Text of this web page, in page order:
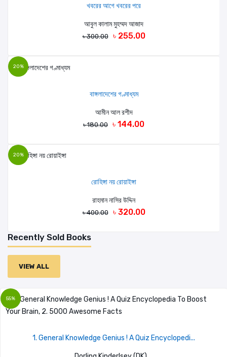
খবরের আগে খবরের পরে
আবুল কালাম মুহম্মদ আজাদ
৳ 300.00 ৳ 255.00
20%
বাঙ্গলাদেশের গণ্মাধ্যম
আমীন আল রশীদ
৳ 180.00 ৳ 144.00
20%
রোহিঙ্গা নয় রোয়াইঙ্গা
রাহমান নাসির উদ্দিন
৳ 400.00 ৳ 320.00
Recently Sold Books
VIEW ALL
55%
1. General Knowledge Genius ! A Quiz Encyclopedi...